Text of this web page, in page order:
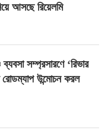
আসছে রিয়েলমি
সম্প্রসারণে ‘রিভার
উন্মোচন করল